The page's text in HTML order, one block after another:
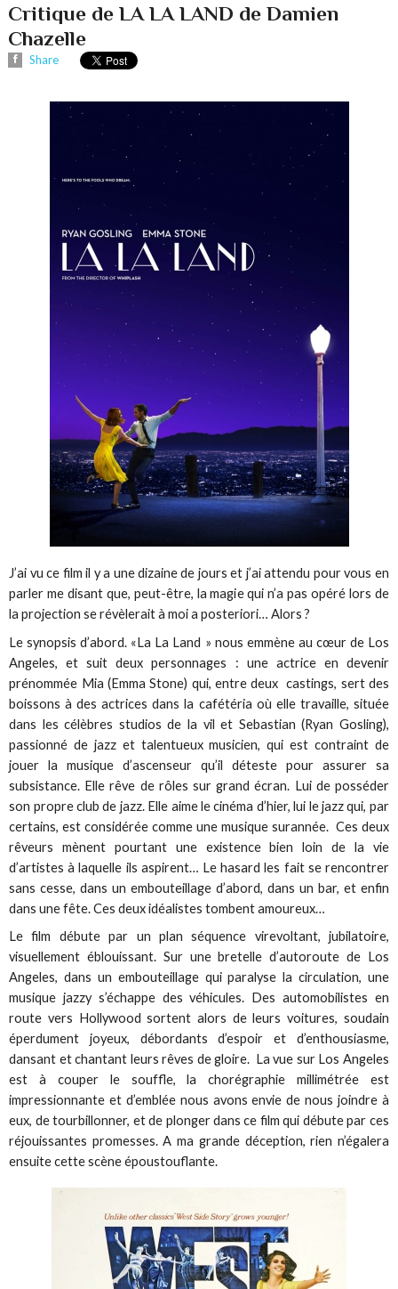
Critique de LA LA LAND de Damien
Chazelle
Share
J’ai vu ce film il y a une dizaine de jours et j’ai attendu pour vous en
parler me disant que, peut-être, la magie qui n’a pas opéré lors de
la projection se révèlerait à moi a posteriori… Alors ?
Le synopsis d’abord. «La La Land » nous emmène au cœur de Los
Angeles, et suit deux personnages : une actrice en devenir
prénommée Mia (Emma Stone) qui, entre deux castings, sert des
boissons à des actrices dans la cafétéria où elle travaille, située
dans les célèbres studios de la vil et Sebastian (Ryan Gosling),
passionné de jazz et talentueux musicien, qui est contraint de
jouer la musique d’ascenseur qu’il déteste pour assurer sa
subsistance. Elle rêve de rôles sur grand écran. Lui de posséder
son propre club de jazz. Elle aime le cinéma d’hier, lui le jazz qui, par
certains, est considérée comme une musique surannée. Ces deux
rêveurs mènent pourtant une existence bien loin de la vie
d’artistes à laquelle ils aspirent… Le hasard les fait se rencontrer
sans cesse, dans un embouteillage d’abord, dans un bar, et enfin
dans une fête. Ces deux idéalistes tombent amoureux…
Le film débute par un plan séquence virevoltant, jubilatoire,
visuellement éblouissant. Sur une bretelle d’autoroute de Los
Angeles, dans un embouteillage qui paralyse la circulation, une
musique jazzy s’échappe des véhicules. Des automobilistes en
route vers Hollywood sortent alors de leurs voitures, soudain
éperdument joyeux, débordants d’espoir et d’enthousiasme,
dansant et chantant leurs rêves de gloire. La vue sur Los Angeles
est à couper le souffle, la chorégraphie millimétrée est
impressionnante et d’emblée nous avons envie de nous joindre à
eux, de tourbillonner, et de plonger dans ce film qui débute par ces
réjouissantes promesses. A ma grande déception, rien n’égalera
ensuite cette scène époustouflante.